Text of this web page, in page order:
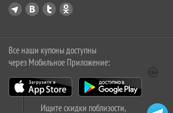
Все наши купоны доступны
через Мобильное Приложение:
Ищите скидки поблизости,